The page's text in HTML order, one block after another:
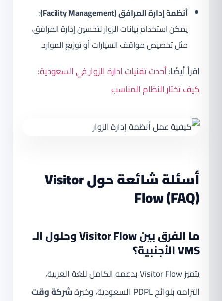
أنظمة إدارة المرافق (Facility Management)
:
يمكن استخدام بيانات الزوار لتحسين إدارة المرافق،
مثل تخصيص مواقف السيارات أو توزيع الموارد.
اقرأ أيضًا:أحدث تقنيات ادارة الزوار في السعودية:
كيف تختار النظام المناسب
أسئلة شائعة حول Visitor
Flow (FAQ)
ما الفرق بين Visitor Flow وحلول الـ
VMS الأجنبية؟
يتميز Visitor Flow بدعمه الكامل للغة العربية،
التزامه بلوائح PDPL السعودية، وخبرة
شركة وقت